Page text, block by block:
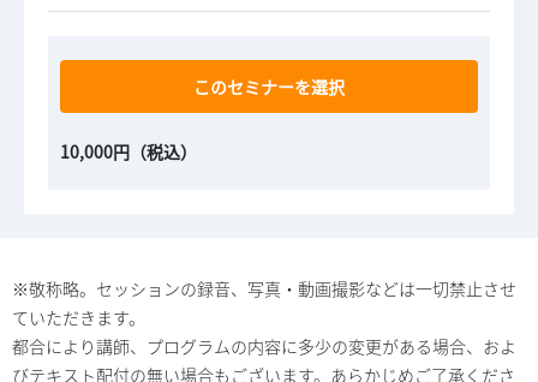
このセミナーを選択
10,000円（税込）
※敬称略。セッションの録音、写真・動画撮影などは一切禁止させ
ていただきます。
都合により講師、プログラムの内容に多少の変更がある場合、およ
びテキスト配付の無い場合もございます。あらかじめご了承くださ